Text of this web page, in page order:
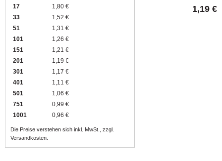
17
1,80 €
33
1,52 €
51
1,31 €
101
1,26 €
151
1,21 €
201
1,19 €
301
1,17 €
401
1,11 €
501
1,06 €
751
0,99 €
1001
0,96 €
Die Preise verstehen sich inkl. MwSt., zzgl.
Versandkosten.
1,19 €